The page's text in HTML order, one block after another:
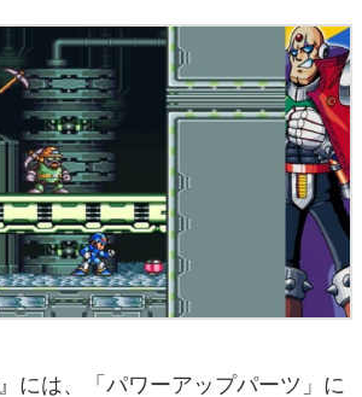
には、「パワーアップパーツ」に